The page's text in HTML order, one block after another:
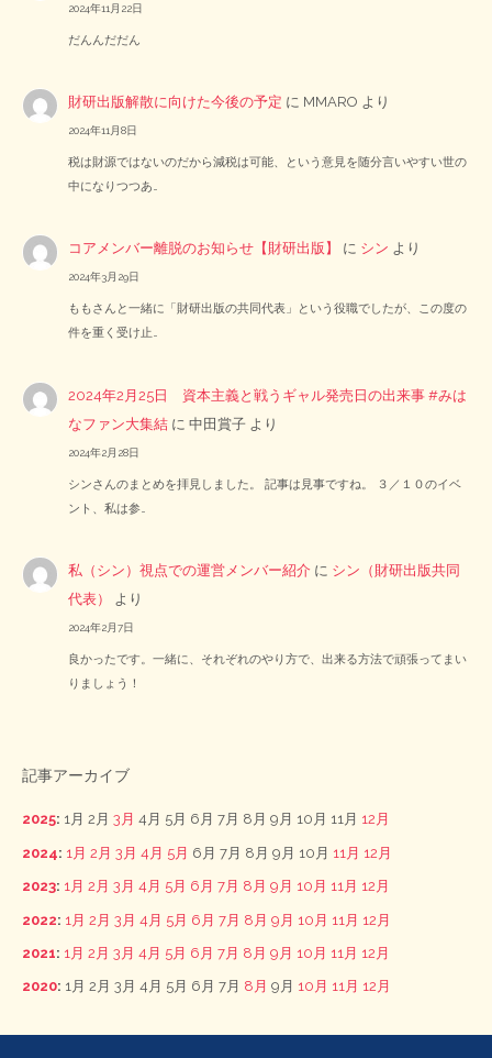
2024年11月22日
だんんだだん
財研出版解散に向けた今後の予定 に MMARO より
2024年11月8日
税は財源ではないのだから減税は可能、という意見を随分言いやすい世の
中になりつつあ…
コアメンバー離脱のお知らせ【財研出版】 に シン より
2024年3月29日
ももさんと一緒に「財研出版の共同代表」という役職でしたが、この度の
件を重く受け止…
2024年2月25日 資本主義と戦うギャル発売日の出来事 #みは
なファン大集結 に中田賞子 より
2024年2月28日
シンさんのまとめを拝見しました。 記事は見事ですね。 ３／１０のイベ
ント、私は参…
私（シン）視点での運営メンバー紹介 に シン（財研出版共同
代表）
より
2024年2月7日
良かったです。一緒に、それぞれのやり方で、出来る方法で頑張ってまい
りましょう！
記事アーカイブ
2025: 1月 2月 3月 4月 5月 6月 7月 8月 9月 10月 11月 12月
2024: 1月 2月 3月 4月 5月 6月 7月 8月 9月 10月 11月 12月
2023: 1月 2月 3月 4月 5月 6月 7月 8月 9月 10月 11月 12月
2022: 1月 2月 3月 4月 5月 6月 7月 8月 9月 10月 11月 12月
2021: 1月 2月 3月 4月 5月 6月 7月 8月 9月 10月 11月 12月
2020: 1月 2月 3月 4月 5月 6月 7月 8月 9月 10月 11月 12月